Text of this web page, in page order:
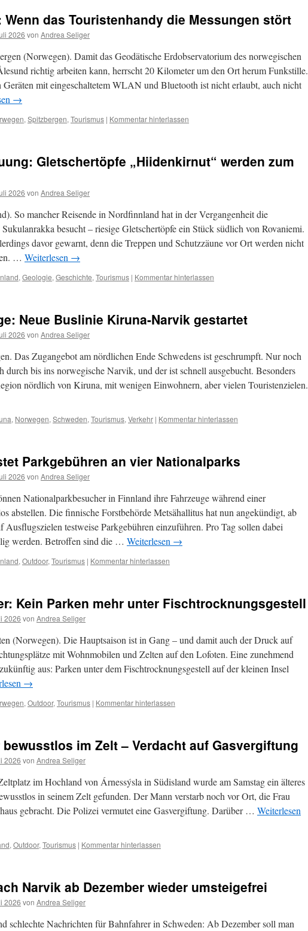
Wenn das Touristenhandy die Messungen stört
2026 von Andrea Seliger
(Norwegen). Damit das Geodätische Erdobservatorium des norwegischen
richtig arbeiten kann, herrscht 20 Kilometer um den Ort herum Funkstille.
mit eingeschaltetem WLAN und Bluetooth ist nicht erlaubt, auch nicht
→
, Spitzbergen, Tourismus | Kommentar hinterlassen
Gletschertöpfe „Hiidenkirnut“ werden zum
2026 von Andrea Seliger
So mancher Reisende in Nordfinnland hat in der Vergangenheit die
besucht – riesige Gletschertöpfe ein Stück südlich von Rovaniemi.
davor gewarnt, denn die Treppen und Schutzzäune vor Ort werden nicht
… Weiterlesen →
, Geologie, Geschichte, Tourismus | Kommentar hinterlassen
Neue Buslinie Kiruna-Narvik gestartet
2026 von Andrea Seliger
Das Zugangebot am nördlichen Ende Schwedens ist geschrumpft. Nur noch
durch bis ins norwegische Narvik, und der ist schnell ausgebucht. Besonders
nördlich von Kiruna, mit wenigen Einwohnern, aber vielen Touristenzielen.
, Norwegen, Schweden, Tourismus, Verkehr | Kommentar hinterlassen
Parkgebühren an vier Nationalparks
2026 von Andrea Seliger
Nationalparkbesucher in Finnland ihre Fahrzeuge während einer
abstellen. Die finnische Forstbehörde Metsähallitus hat nun angekündigt, ab
Ausflugszielen testweise Parkgebühren einzuführen. Pro Tag sollen dabei
werden. Betroffen sind die … Weiterlesen →
, Outdoor, Tourismus | Kommentar hinterlassen
Kein Parken mehr unter Fischtrocknungsgestell
2026 von Andrea Seliger
(Norwegen). Die Hauptsaison ist in Gang – und damit auch der Druck auf
mit Wohnmobilen und Zelten auf den Lofoten. Eine zunehmend
aus: Parken unter dem Fischtrocknungsgestell auf der kleinen Insel
→
, Outdoor, Tourismus | Kommentar hinterlassen
im Zelt – Verdacht auf Gasvergiftung
2026 von Andrea Seliger
im Hochland von Árnessýsla in Südisland wurde am Samstag ein älteres
in seinem Zelt gefunden. Der Mann verstarb noch vor Ort, die Frau
gebracht. Die Polizei vermutet eine Gasvergiftung. Darüber … Weiterlesen
, Outdoor, Tourismus | Kommentar hinterlassen
Narvik ab Dezember wieder umsteigefrei
2026 von Andrea Seliger
schlechte Nachrichten für Bahnfahrer in Schweden: Ab Dezember soll man